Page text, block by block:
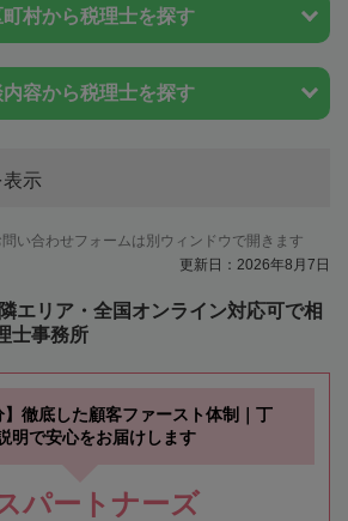
村から税理士を探す
容から税理士を探す
示
い合わせフォームは別ウィンドウで開きます
更新日：2026年8月7日
エリア・全国オンライン対応可で相
士事務所
】徹底した顧客ファースト体制｜丁
明で安心をお届けします
パートナーズ